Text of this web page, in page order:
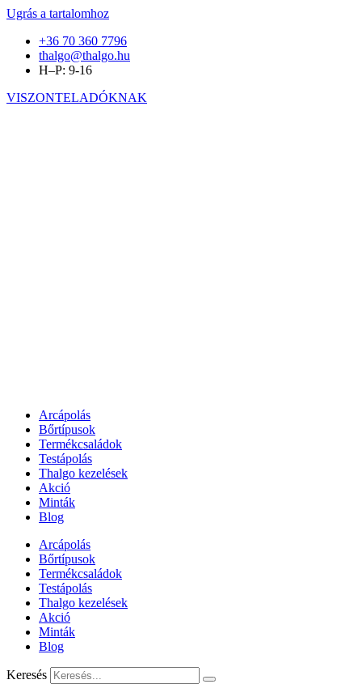
Ugrás a tartalomhoz
+36 70 360 7796
thalgo@thalgo.hu
H–P: 9-16
VISZONTELADÓKNAK
Arcápolás
Bőrtípusok
Termékcsaládok
Testápolás
Thalgo kezelések
Akció
Minták
Blog
Arcápolás
Bőrtípusok
Termékcsaládok
Testápolás
Thalgo kezelések
Akció
Minták
Blog
Keresés